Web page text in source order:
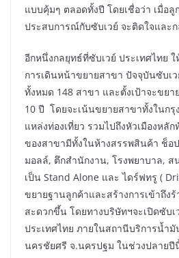
แบบคุ้มๆ ตลอดทั้งปี ​โดยเชื่อว่า เมื่อลู
ประสบการณ์กับซับเวย์ จะติดใจและ
อีกหนึ่งกลยุทธ์ที่ซับเวย์ ประเทศไทย
การเดินหน้าขยายสาขา ปัจจุบันซับเ
ทั้งหมด 148 สาขา และตั้งเป้าจะขย
10 ปี โดยจะเน้นขยายสาขาทั้งในก
แหล่งท่องเที่ยว รวมไปถึงหัวเมืองหลั
ของสาขามีทั้งในห้างสรรพสินค้า ช็อ
มอลล์, ตึกสำนักงาน, โรงพยาบาล,
เป็น Stand Alone และ ไดร์ฟทรู (
ขยายฐานลูกค้าและสร้างการเข้าถึง
สะดวกขึ้น โดยทางบริษัทฯจะเปิดซับ
ประเทศไทย ภายในสถานีบริการน้ำมั
นครชัยศรี จ.นครปฐม ในช่วงปลายปี